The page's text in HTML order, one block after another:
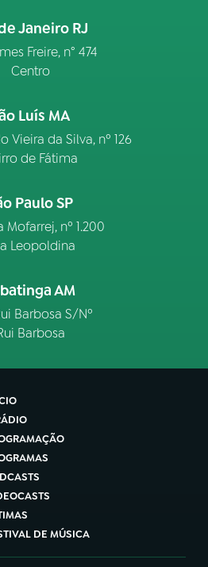
Janeiro RJ
Freire, n° 474
Centro
Luís MA
Vieira da Silva, nº 126
de Fátima
Paulo SP
Mofarrej, nº 1.200
Leopoldina
AM
Barbosa S/Nº
Barbosa
DE MÚSICA